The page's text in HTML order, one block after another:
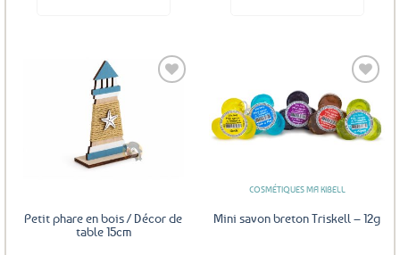
Petit phare en bois / Décor de
table 15cm
Ajouter
aux
COSMÉTIQUES MA KIBELL
Mini savon breton Triskell – 12g